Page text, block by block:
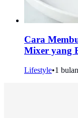
Cara
Mixer yang
Lifestyle•1